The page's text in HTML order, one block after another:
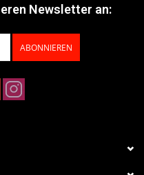
Newsletter an:
ABONNIEREN